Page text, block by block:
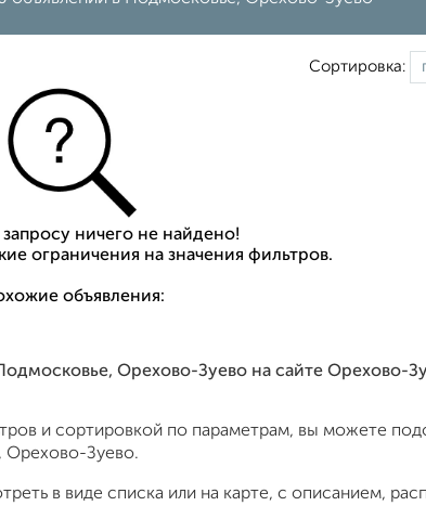
Сортировка:
ничего не найдено!
ограничения на значения фильтров.
объявления:
Орехово-Зуево на сайте Орехово-
и сортировкой по параметрам, вы можете
Орехово-Зуево.
в виде списка или на карте, с описанием,